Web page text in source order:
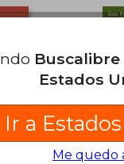
Buscalibre
Estados
Ir a
Me quedo